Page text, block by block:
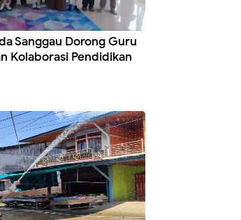
Sanggau Dorong Guru
Kolaborasi Pendidikan